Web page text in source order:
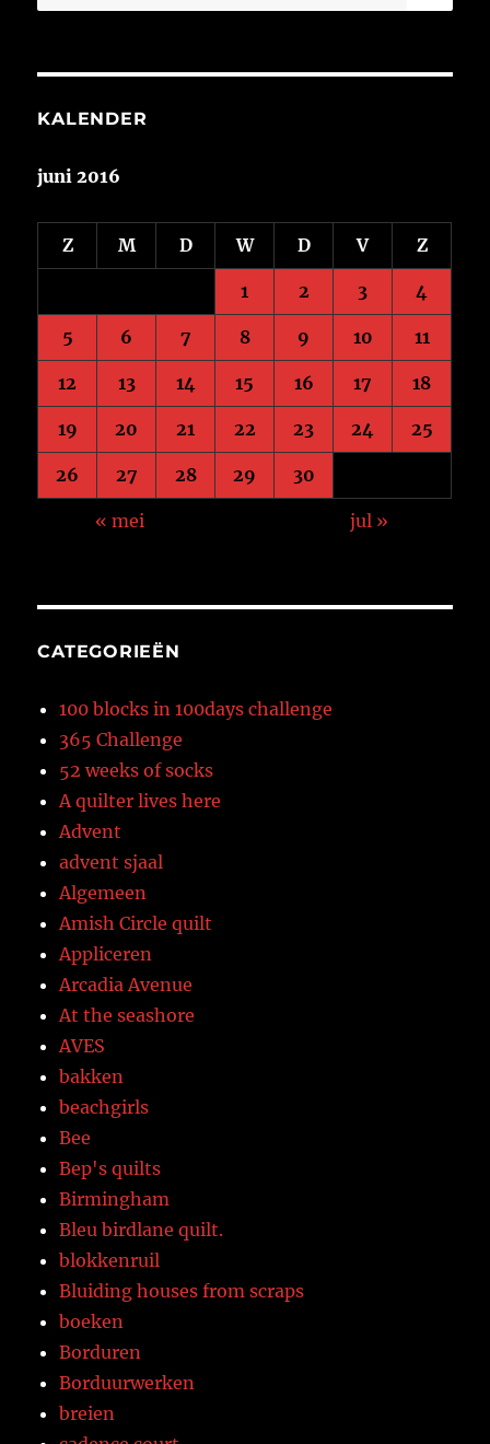
naar:
KALENDER
juni 2016
Z M D W D V Z
1 2 3 4
5 6 7 8 9 10 11
12 13 14 15 16 17 18
19 20 21 22 23 24 25
26 27 28 29 30
« mei jul »
CATEGORIEËN
100 blocks in 100days challenge
365 Challenge
52 weeks of socks
A quilter lives here
Advent
advent sjaal
Algemeen
Amish Circle quilt
Appliceren
Arcadia Avenue
At the seashore
AVES
bakken
beachgirls
Bee
Bep's quilts
Birmingham
Bleu birdlane quilt.
blokkenruil
Bluiding houses from scraps
boeken
Borduren
Borduurwerken
breien